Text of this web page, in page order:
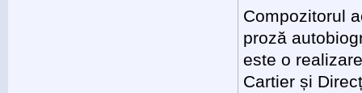
Compozitorul
proză
este o
Cartier și